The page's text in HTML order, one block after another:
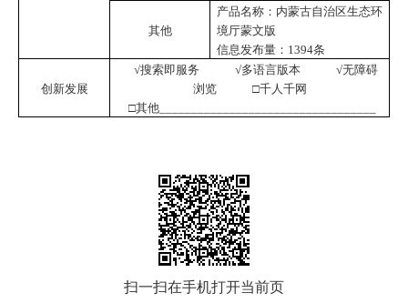
其他
产品名称：内蒙古自治区生态环
境厅蒙文版
信息发布量：1394条
创新发展
√搜索即服务 √多语言版本 √无障碍
浏览 □千人千网
□其他__________________________________
扫一扫在手机打开当前页